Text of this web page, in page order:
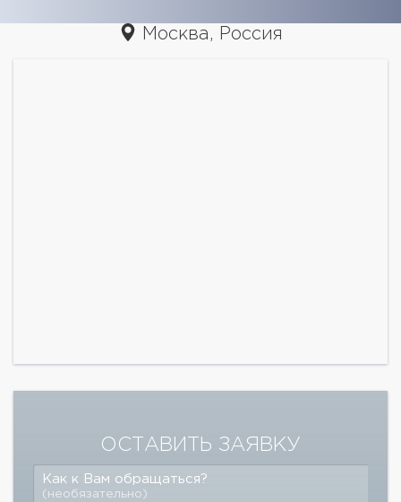
Москва, Россия
ОСТАВИТЬ ЗАЯВКУ
Как к Вам обращаться?
(необязательно)